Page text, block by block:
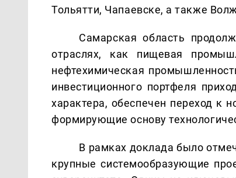
Тольятти, Чапаевске, а также
Самарская область
отраслях, как пищевая
нефтехимическая
инвестиционного портфеля
характера, обеспечен переход к
формирующие основу
В рамках доклада было
крупные системообразующие